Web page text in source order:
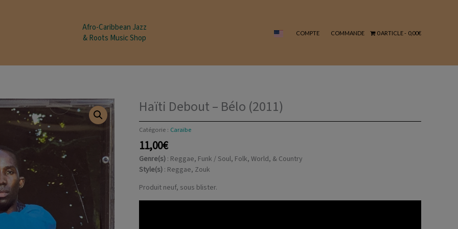
Afro-Caribbean Jazz
& Roots Music Shop
COMPTE COMMANDE 0 ARTICLE 0,00€
Haïti Debout – Bélo (2011)
Catégorie : Caraïbe
11,00€
Genre(s) : Reggae, Funk / Soul, Folk, World, & Country
Style(s) : Reggae, Zouk
Produit neuf, sous blister.
-